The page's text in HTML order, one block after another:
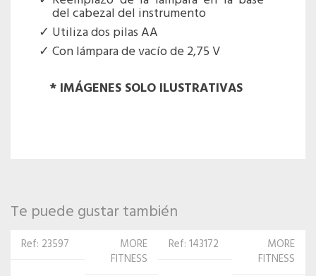
del cabezal del instrumento
Utiliza dos pilas AA
Con lámpara de vacío de 2,75 V
* IMÁGENES SOLO ILUSTRATIVAS
Te puede gustar también
Ref: 143172
MORE
FITNESS
Ref:
MORE
FITNESS